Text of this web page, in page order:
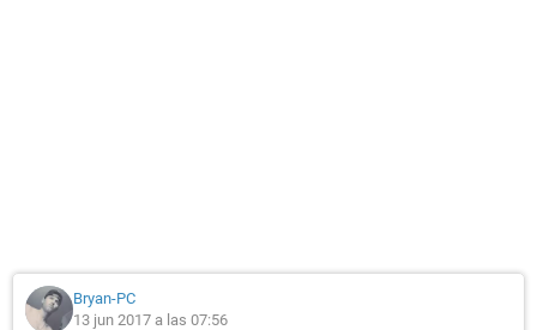
Bryan-PC
13 jun 2017 a las 07:56